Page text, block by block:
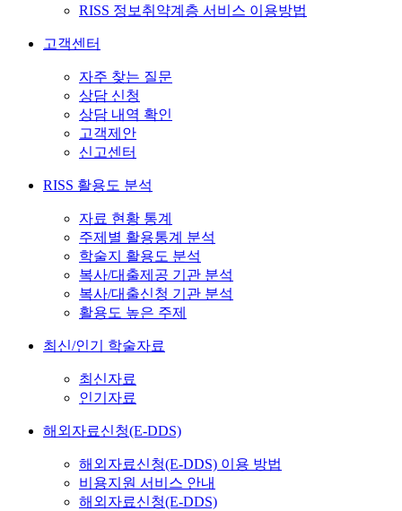
RISS 정보취약계층 서비스 이용방법
고객센터
자주 찾는 질문
상담 신청
상담 내역 확인
고객제안
신고센터
RISS 활용도 분석
자료 현황 통계
주제별 활용통계 분석
학술지 활용도 분석
복사/대출제공 기관 분석
복사/대출신청 기관 분석
활용도 높은 주제
최신/인기 학술자료
최신자료
인기자료
해외자료신청(E-DDS)
해외자료신청(E-DDS) 이용 방법
비용지원 서비스 안내
해외자료신청(E-DDS)